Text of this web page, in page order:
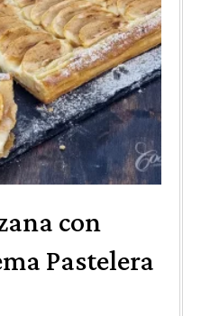
con
Pastelera